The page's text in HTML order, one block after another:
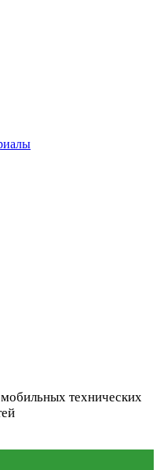
технических